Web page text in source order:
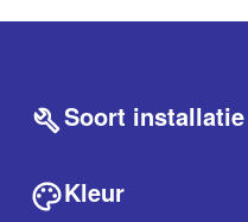
Soort installatie
Kleur